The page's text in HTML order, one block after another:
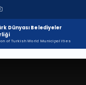
Dünyası Belediyeler
of Turkish World Municipalities